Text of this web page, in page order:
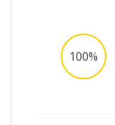
100%